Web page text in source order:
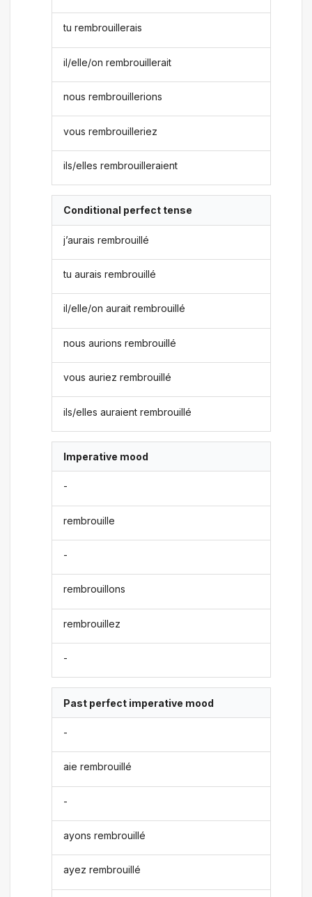
tu rembrouillerais
il/elle/on rembrouillerait
nous rembrouillerions
vous rembrouilleriez
ils/elles rembrouilleraient
Conditional perfect tense
j’aurais rembrouillé
tu aurais rembrouillé
il/elle/on aurait rembrouillé
nous aurions rembrouillé
vous auriez rembrouillé
ils/elles auraient rembrouillé
Imperative mood
-
rembrouille
-
rembrouillons
rembrouillez
-
Past perfect imperative mood
-
aie rembrouillé
-
ayons rembrouillé
ayez rembrouillé